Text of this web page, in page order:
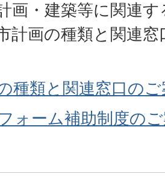
画・建築等に関連
計画の種類と関連
種類と関連窓口の
ォーム補助制度の